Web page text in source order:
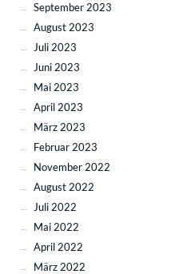
September 2023
August 2023
Juli 2023
Juni 2023
Mai 2023
April 2023
März 2023
Februar 2023
November 2022
August 2022
Juli 2022
Mai 2022
April 2022
März 2022